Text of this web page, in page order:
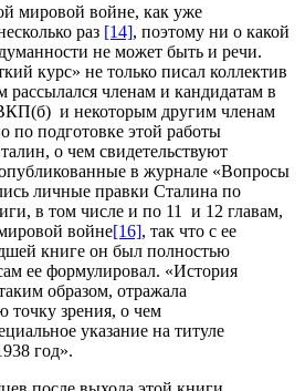
мировой войне, как уже
раз [14], поэтому ни о какой
не может быть и речи.
курс» не только писал коллектив
рассылался членам и кандидатам в
и некоторым другим членам
по подготовке этой работы
о чем свидетельствуют
в журнале «Вопросы
личные правки Сталина по
в том числе и по 11 и 12 главам,
войне[16], так что с ее
книге он был полностью
ее формулировал. «История
образом, отражала
точку зрения, о чем
указание на титуле
год».